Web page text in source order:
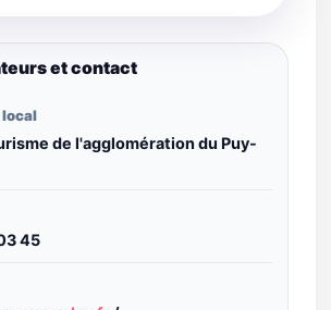
et contact
de l'agglomération du Puy-
45